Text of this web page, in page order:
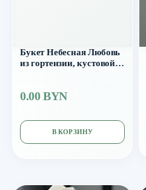
Букет Небесная Любовь
из гортензии, кустовой
0.00 BYN
В КОРЗИНУ